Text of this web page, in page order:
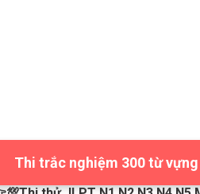
Thi trắc nghiệm 300 từ